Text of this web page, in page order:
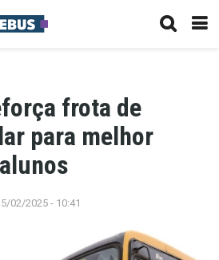
frota de
para melhor
02/2025 - 10:41